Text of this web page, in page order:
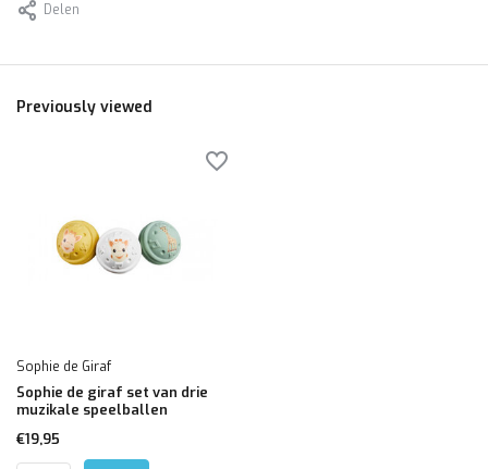
Delen
Previously viewed
Sophie de Giraf
Sophie de giraf set van drie
muzikale speelballen
€19,95